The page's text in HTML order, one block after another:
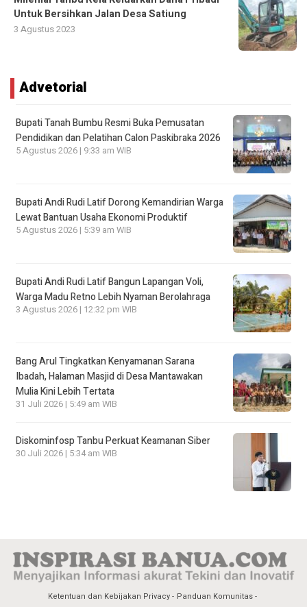
Untuk Bersihkan Jalan Desa Satiung
3 Agustus 2023
Advetorial
Bupati Tanah Bumbu Resmi Buka Pemusatan
Pendidikan dan Pelatihan Calon Paskibraka 2026
5 Agustus 2026 | 9:33 am WIB
Bupati Andi Rudi Latif Dorong Kemandirian Warga
Lewat Bantuan Usaha Ekonomi Produktif
5 Agustus 2026 | 5:39 am WIB
Bupati Andi Rudi Latif Bangun Lapangan Voli,
Warga Madu Retno Lebih Nyaman Berolahraga
3 Agustus 2026 | 12:32 pm WIB
Bang Arul Tingkatkan Kenyamanan Sarana
Ibadah, Halaman Masjid di Desa Mantawakan
Mulia Kini Lebih Tertata
31 Juli 2026 | 5:49 am WIB
Diskominfosp Tanbu Perkuat Keamanan Siber
30 Juli 2026 | 5:34 am WIB
Ketentuan dan Kebijakan Privacy
Panduan Komunitas